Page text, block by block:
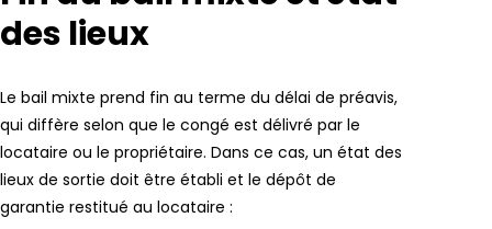
des lieux
Le bail mixte prend fin au terme du délai de préavis,
qui diffère selon que le congé est délivré par le
locataire ou le propriétaire. Dans ce cas, un état des
lieux de sortie doit être établi et le dépôt de
garantie restitué au locataire :